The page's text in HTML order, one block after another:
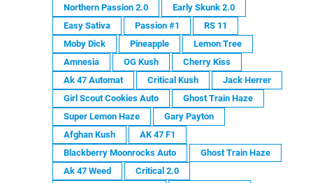
Northern Passion 2.0
Early Skunk 2.0
Easy Sativa
Passion #1
RS 11
Moby Dick
Pineapple
Lemon Tree
Amnesia
OG Kush
Cherry Kiss
Ak 47 Automat
Critical Kush
Jack Herrer
Girl Scout Cookies Auto
Ghost Train Haze
Super Lemon Haze
Gary Payton
Afghan Kush
AK 47 F1
Blackberry Moonrocks Auto
Ghost Train Haze
Ak 47 Weed
Critical 2.0